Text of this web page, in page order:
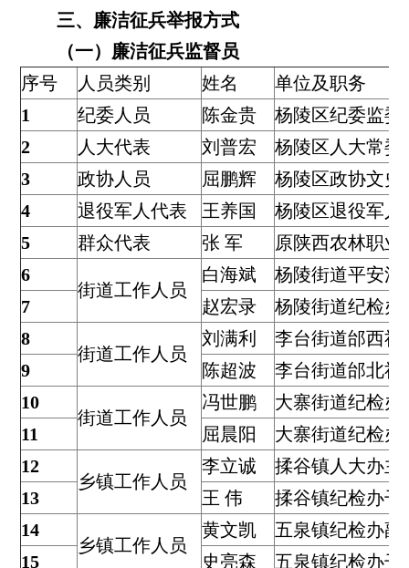
三、廉洁征兵举报方式
（一）廉洁征兵监督员
序号
人员类别 姓名
单位及职务
1
纪委人员 陈金贵
杨陵区纪委监委
2
人大代表 刘普宏
杨陵区人大常委
3
政协人员 屈鹏辉
杨陵区政协文史
4
退役军人代表 王养国
杨陵区退役军人
5
群众代表 张 军
原陕西农林职
6
街道工作人员
白海斌
杨陵街道平安法
7
赵宏录
杨陵街道纪检办
8
街道工作人员
刘满利
李台街道邰西社
9
陈超波
李台街道邰北社
10
街道工作人员
冯世鹏
大寨街道纪检办
11
屈晨阳
大寨街道纪检办
12
乡镇工作人员
李立诚
揉谷镇人大办主
13
王 伟
揉谷镇纪检办干
14
乡镇工作人员
黄文凯
五泉镇纪检办副
15
史亮森 五泉镇纪检办干